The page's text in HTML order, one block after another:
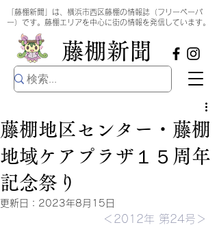
​藤棚新聞
「藤棚新聞」は、横浜市西区藤棚の情報誌（フリーペーパ
ー）です。藤棚エリアを中心に街の情報を発信しています。
藤棚地区センター・藤棚
地域ケアプラザ１５周年
記念祭り
更新日： 2023年8月15日
＜2012年 第24号＞